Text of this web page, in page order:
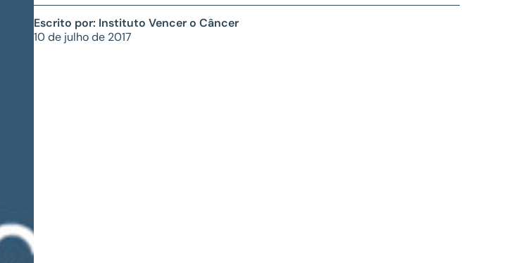
Escrito por: Instituto Vencer o Câncer
10 de julho de 2017